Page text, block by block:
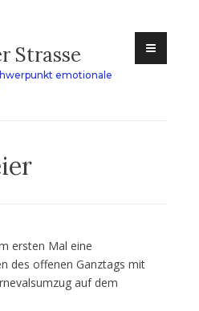
Strasse
emotionale
ersten Mal eine
des offenen Ganztags mit
auf dem